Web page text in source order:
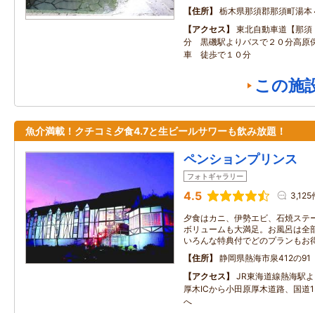
住所
栃木県那須郡那須町湯本
アクセス
東北自動車道【那
分 黒磯駅よりバスで２０分高原
車 徒歩で１０分
この施
魚介満載！クチコミ夕食4.7と生ビールサワーも飲み放題！
ペンションプリンス
フォトギャラリー
4.5 3,125
夕食はカニ、伊勢エビ、石焼ステ
ボリュームも大満足。お風呂は全
いろんな特典付でどのプランもお
住所
静岡県熱海市泉412の91
アクセス
JR東海道線熱海駅
厚木ICから小田原厚木道路、国道
へ